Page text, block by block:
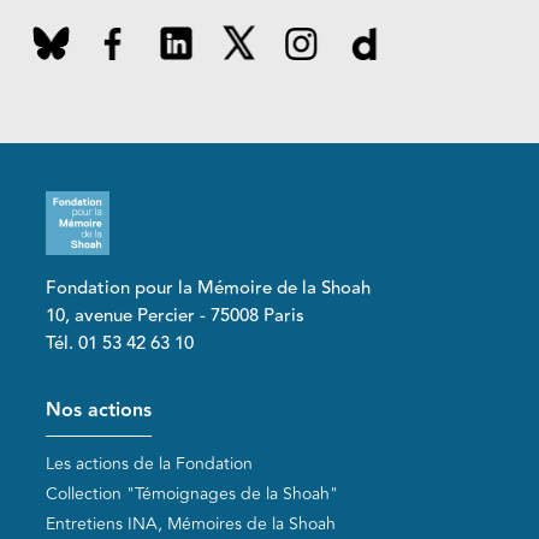
Fondation pour la Mémoire de la Shoah
10, avenue Percier - 75008 Paris
Tél. 01 53 42 63 10
Pied de page
Nos actions
Les actions de la Fondation
Collection "Témoignages de la Shoah"
Entretiens INA, Mémoires de la Shoah